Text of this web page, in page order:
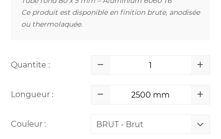
Ce produit est disponible en finition brute, anodisée
ou thermolaquée.
Quantite :
Longueur :
Couleur : BRUT - Brut